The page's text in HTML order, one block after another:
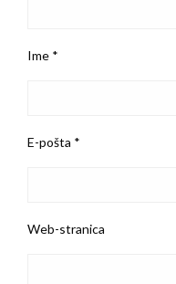
Ime *
E-pošta *
Web-stranica